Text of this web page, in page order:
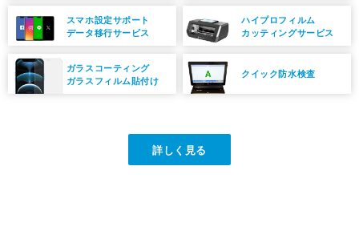
スマホ設定サポート
データ移行サービス
ハイプロフィルム
カッティングサービス
ガラスコーティング
ガラスフィルム貼付け
クイック防水検査
詳しく見る